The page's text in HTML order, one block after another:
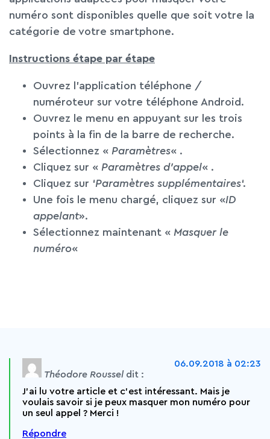
numéro sont disponibles quelle que soit votre la
catégorie de votre smartphone.
Instructions étape par étape
Ouvrez l’application téléphone /
numéroteur sur votre téléphone Android.
Ouvrez le menu en appuyant sur les trois
points à la fin de la barre de recherche.
Sélectionnez « Paramètres« .
Cliquez sur « Paramètres d’appel« .
Cliquez sur ‘Paramètres supplémentaires‘.
Une fois le menu chargé, cliquez sur «ID
appelant».
Sélectionnez maintenant « Masquer le
numéro«
Théodore Roussel dit :
06.09.2018 à 02:23
J’ai lu votre article et c’est intéressant. Mais je
voulais savoir si je peux masquer mon numéro pour
un seul appel ? Merci !
Répondre